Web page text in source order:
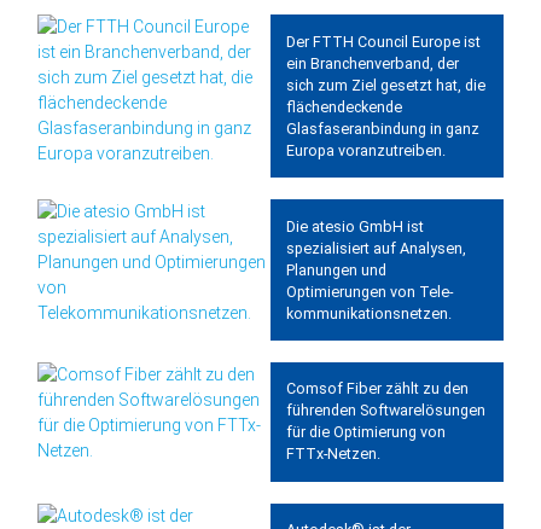
Der FTTH Council Europe ist
ein Branchenverband, der
sich zum Ziel gesetzt hat, die
flächendeckende
Glasfaseranbindung in ganz
Europa voranzutreiben.
Die atesio GmbH ist
spezialisiert auf Analysen,
Planungen und
Optimierungen von Tele­
kommunikations­netzen.
Comsof Fiber zählt zu den
führenden Softwarelösungen
für die Optimierung von
FTTx-Netzen.